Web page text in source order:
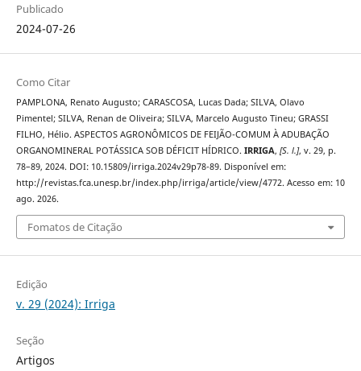
Publicado
2024-07-26
Como Citar
PAMPLONA, Renato Augusto; CARASCOSA, Lucas Dada; SILVA, Olavo
Pimentel; SILVA, Renan de Oliveira; SILVA, Marcelo Augusto Tineu; GRASSI
FILHO, Hélio. ASPECTOS AGRONÔMICOS DE FEIJÃO-COMUM À ADUBAÇÃO
ORGANOMINERAL POTÁSSICA SOB DÉFICIT HÍDRICO. IRRIGA, [S. l.], v. 29, p.
78–89, 2024. DOI: 10.15809/irriga.2024v29p78-89. Disponível em:
http://revistas.fca.unesp.br/index.php/irriga/article/view/4772. Acesso em: 10
ago. 2026.
Fomatos de Citação
Edição
v. 29 (2024): Irriga
Seção
Artigos